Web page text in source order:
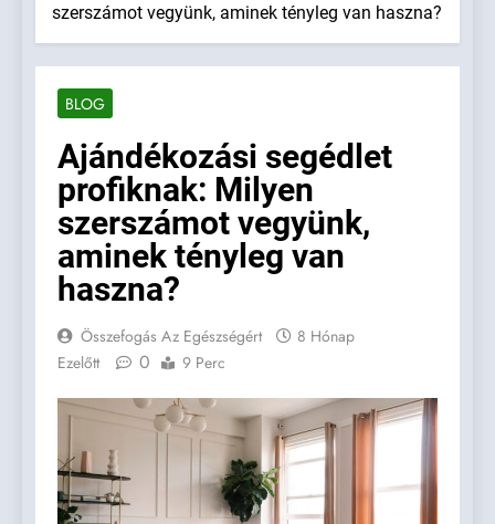
szerszámot vegyünk, aminek tényleg van haszna?
BLOG
Ajándékozási segédlet
profiknak: Milyen
szerszámot vegyünk,
aminek tényleg van
haszna?
Összefogás Az Egészségért
8 Hónap
Ezelőtt
0 9 Perc